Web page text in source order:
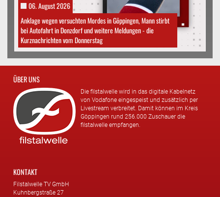
06. August 2026
Anklage wegen versuchten Mordes in Göppingen, Mann stirbt
bei Autofahrt in Donzdorf und weitere Meldungen - die
Kurznachrichten vom Donnerstag
ÜBER UNS
Die filstalwelle wird in das digitale Kabelnetz
von Vodafone eingespeist und zusätzlich per
Livestream verbreitet. Damit können im Kreis
Göppingen rund 256.000 Zuschauer die
filstalwelle empfangen.
KONTAKT
Filstalwelle TV GmbH
Kuhnbergstraße 27